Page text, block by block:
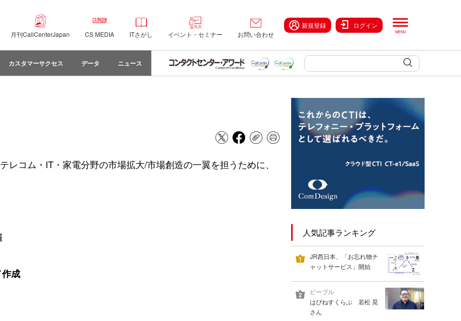
月刊CallCenterJapan CS MEDIA ITさがし イベント・セミナー お問い合わせ
新規登録 ログイン
カスタマーサクセス データ ニュース
コム・IT・家電分野の市場拡大/市場創造の一翼を担うために、
成
人気記事ランキング
JR西日本、「お忘れ物チ
ャットサービス」開始
ピープル
はぴねすくらぶ 若松 晃
さん